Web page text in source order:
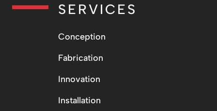
SERVICES
Conception
Fabrication
Innovation
Installation